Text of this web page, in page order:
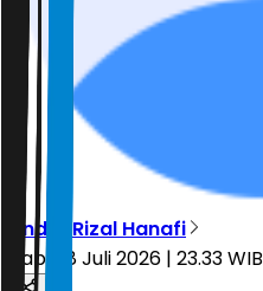
Andre Rizal Hanafi
Rabu, 8 Juli 2026 | 23.33 WIB